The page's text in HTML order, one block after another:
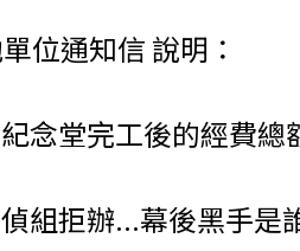
位通知信 說明：
念堂完工後的經費總
組拒辦...幕後黑手是